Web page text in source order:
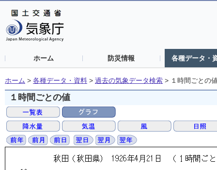
ホーム 防災情報 各種データ・
ホーム > 各種データ・資料 > 過去の気象データ検索 > １時間ごとの
１時間ごとの値